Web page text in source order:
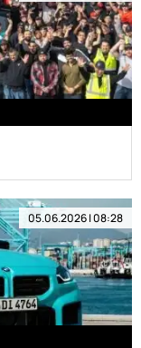
05.06.2026 | 08:28